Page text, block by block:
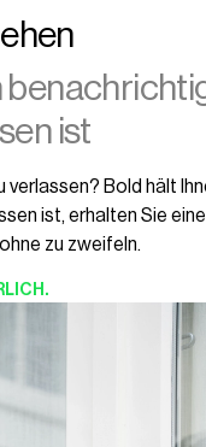
ist
verlassen? Bold hält
ist, erhalten Sie
zu zweifeln.